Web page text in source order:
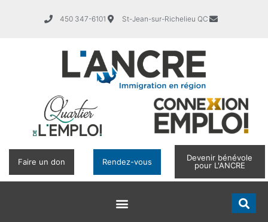
450 347-6101 St-Jean-sur-Richelieu QC
Faire un don Rendez-vous
Devenir bénévole
pour L'ANCRE